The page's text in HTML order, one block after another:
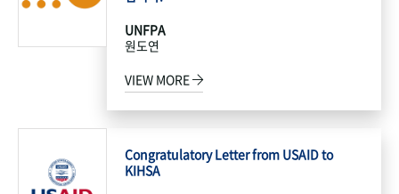
UNFPA
원도연
VIEW MORE
Congratulatory Letter from USAID to
KIHSA